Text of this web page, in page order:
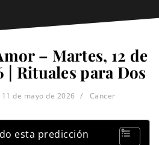
– Martes, 12 de
| Rituales para Dos
11 de mayo de 2026 Cancer
esta predicción